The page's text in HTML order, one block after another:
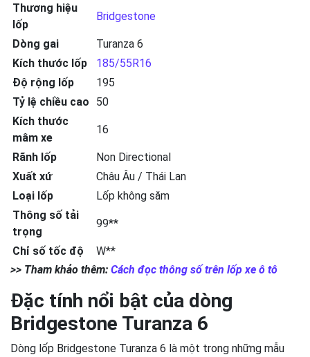
Thương hiệu
lốp
Bridgestone
Dòng gai
Turanza 6
Kích thước lốp
185/55R16
Độ rộng lốp
195
Tỷ lệ chiều cao
50
Kích thước
mâm xe
16
Rãnh lốp
Non Directional
Xuất xứ
Châu Âu / Thái Lan
Loại lốp
Lốp không săm
Thông số tải
trọng
99**
Chỉ số tốc độ
W**
>> Tham khảo thêm: Cách đọc thông số trên lốp xe ô tô
Đặc tính nổi bật của dòng
Bridgestone Turanza 6
Dòng lốp Bridgestone Turanza 6 là một trong những mẫu